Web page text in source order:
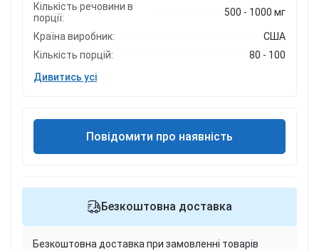
Кількість речовини в
порції:
500 - 1000 мг
Країна виробник:
США
Кількість порцій:
80 - 100
Дивитись усі
Повідомити про наявність
Безкоштовна доставка
Безкоштовна доставка при замовленні товарів